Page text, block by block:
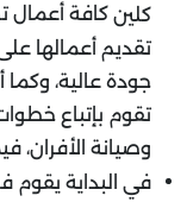
كلين كافة أعمال
تقديم أعمالها
جودة عالية، وكما
تقوم بإتباع
وصيانة الأفران،
في البداية